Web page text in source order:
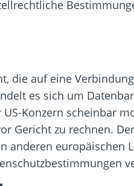
die auf eine
es sich um
Konzern scheinbar
Gericht zu rechnen.
anderen europäischen